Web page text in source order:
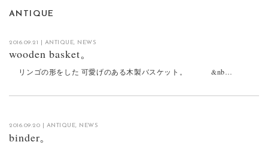
ANTIQUE
2016.09.21 ANTIQUE, NEWS
wooden basket。
リンゴの形をした 可愛げのある木製バスケット。 &nb…
2016.09.20 ANTIQUE, NEWS
binder。